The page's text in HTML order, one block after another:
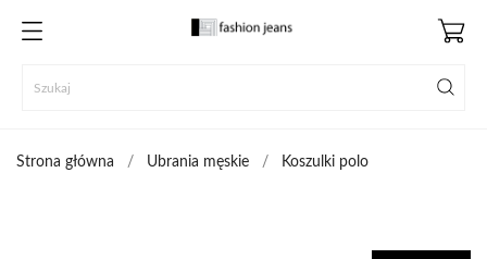
Strona główna Ubrania męskie Koszulki polo